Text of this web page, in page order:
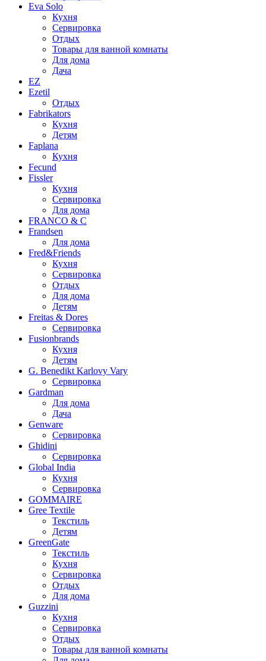
Eva Solo
Кухня
Сервировка
Отдых
Товары для ванной комнаты
Для дома
Дача
EZ
Ezetil
Отдых
Fabrikators
Кухня
Детям
Faplana
Кухня
Fecund
Fissler
Кухня
Сервировка
Для дома
FRANCO & C
Frandsen
Для дома
Fred&Friends
Кухня
Сервировка
Отдых
Для дома
Детям
Freitas & Dores
Сервировка
Fusionbrands
Кухня
Детям
G. Benedikt Karlovy Vary
Сервировка
Gardman
Для дома
Дача
Genware
Сервировка
Ghidini
Сервировка
Global India
Кухня
Сервировка
GOMMAIRE
Gree Textile
Текстиль
Детям
GreenGate
Текстиль
Кухня
Сервировка
Отдых
Для дома
Guzzini
Кухня
Сервировка
Отдых
Товары для ванной комнаты